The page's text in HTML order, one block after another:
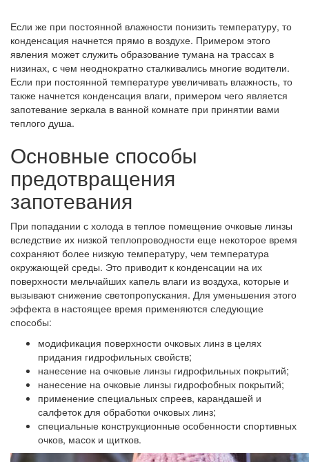
Если же при постоянной влажности понизить температуру, то
конденсация начнется прямо в воздухе. Примером этого
явления может служить образование тумана на трассах в
низинах, с чем неоднократно сталкивались многие водители.
Если при постоянной температуре увеличивать влажность, то
также начнется конденсация влаги, примером чего является
запотевание зеркала в ванной комнате при принятии вами
теплого душа.
Основные способы
предотвращения
запотевания
При попадании с холода в теплое помещение очковые линзы
вследствие их низкой теплопроводности еще некоторое время
сохраняют более низкую температуру, чем температура
окружающей среды. Это приводит к конденсации на их
поверхности мельчайших капель влаги из воздуха, которые и
вызывают снижение светопропускания. Для уменьшения этого
эффекта в настоящее время применяются следующие
способы:
модификация поверхности очковых линз в целях
придания гидрофильных свойств;
нанесение на очковые линзы гидрофильных покрытий;
нанесение на очковые линзы гидрофобных покрытий;
применение специальных спреев, карандашей и
салфеток для обработки очковых линз;
специальные конструкционные особенности спортивных
очков, масок и щитков.